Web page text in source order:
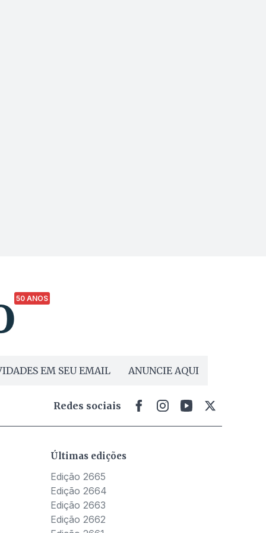
50 ANOS
EM SEU EMAIL ANUNCIE AQUI
Redes sociais
Últimas edições
Edição 2665
Edição 2664
Edição 2663
Edição 2662